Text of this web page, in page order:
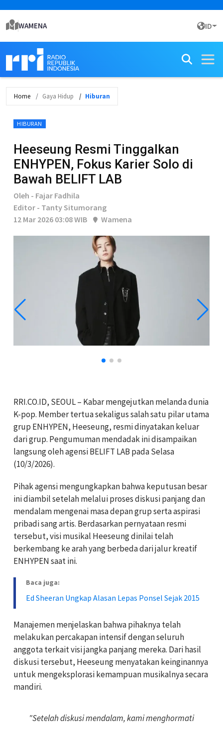
WAMENA ID
Home Gaya Hidup Hiburan
HIBURAN
Heeseung Resmi Tinggalkan
ENHYPEN, Fokus Karier Solo di
Bawah BELIFT LAB
Oleh - Fajar Fadhila
Editor - Tanty Situmorang
12 Mar 2026 03:08 WIB
Wamena
RRI.CO.ID, SEOUL – Kabar mengejutkan melanda dunia
K-pop. Member tertua sekaligus salah satu pilar utama
grup ENHYPEN, Heeseung, resmi dinyatakan keluar
dari grup. Pengumuman mendadak ini disampaikan
langsung oleh agensi BELIFT LAB pada Selasa
(10/3/2026).
Pihak agensi mengungkapkan bahwa keputusan besar
ini diambil setelah melalui proses diskusi panjang dan
mendalam mengenai masa depan grup serta aspirasi
pribadi sang artis. Berdasarkan pernyataan resmi
tersebut, visi musikal Heeseung dinilai telah
berkembang ke arah yang berbeda dari jalur kreatif
ENHYPEN saat ini.
Baca juga:
Ed Sheeran Ungkap Alasan Lepas Ponsel Sejak 2015
Manajemen menjelaskan bahwa pihaknya telah
melakukan percakapan intensif dengan seluruh
anggota terkait visi jangka panjang mereka. Dari hasil
diskusi tersebut, Heeseung menyatakan keinginannya
untuk mengeksplorasi kemampuan musikalnya secara
mandiri.
"Setelah diskusi mendalam, kami menghormati